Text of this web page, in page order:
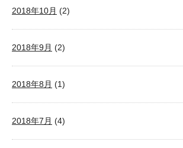
2018年10月 (2)
2018年9月 (2)
2018年8月 (1)
2018年7月 (4)